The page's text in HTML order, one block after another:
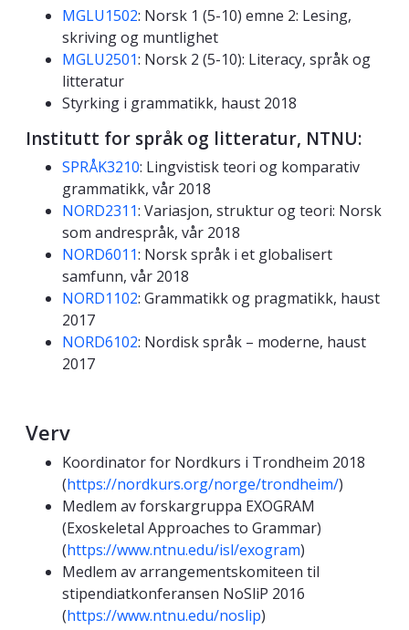
MGLU1502: Norsk 1 (5-10) emne 2: Lesing,
skriving og muntlighet
MGLU2501: Norsk 2 (5-10): Literacy, språk og
litteratur
Styrking i grammatikk, haust 2018
Institutt for språk og litteratur, NTNU:
SPRÅK3210: Lingvistisk teori og komparativ
grammatikk, vår 2018
NORD2311: Variasjon, struktur og teori: Norsk
som andrespråk, vår 2018
NORD6011: Norsk språk i et globalisert
samfunn, vår 2018
NORD1102: Grammatikk og pragmatikk, haust
2017
NORD6102: Nordisk språk – moderne, haust
2017
Verv
Koordinator for Nordkurs i Trondheim 2018
(https://nordkurs.org/norge/trondheim/)
Medlem av forskargruppa EXOGRAM
(Exoskeletal Approaches to Grammar)
(https://www.ntnu.edu/isl/exogram)
Medlem av arrangementskomiteen til
stipendiatkonferansen NoSliP 2016
(https://www.ntnu.edu/noslip)